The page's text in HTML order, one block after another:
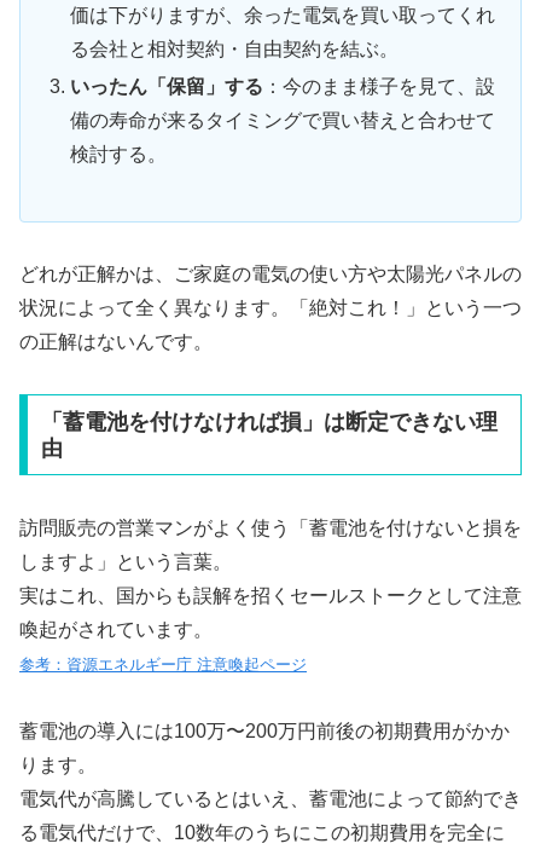
価は下がりますが、余った電気を買い取ってくれ
る会社と相対契約・自由契約を結ぶ。
いったん「保留」する ：今のまま様子を見て、設
備の寿命が来るタイミングで買い替えと合わせて
検討する。
どれが正解かは、ご家庭の電気の使い方や太陽光パネルの
状況によって全く異なります。「絶対これ！」という一つ
の正解はないんです。
「蓄電池を付けなければ損」は断定できない理
由
訪問販売の営業マンがよく使う「蓄電池を付けないと損を
しますよ」という言葉。
実はこれ、国からも誤解を招くセールストークとして注意
喚起がされています。
参考：資源エネルギー庁 注意喚起ページ
蓄電池の導入には100万〜200万円前後の初期費用がかか
ります。
電気代が高騰しているとはいえ、蓄電池によって節約でき
る電気代だけで、10数年のうちにこの初期費用を完全に